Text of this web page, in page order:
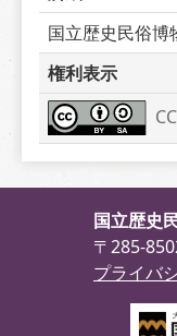
国立歴史民俗博
権利表示
国立歴史
〒285-
プライバ